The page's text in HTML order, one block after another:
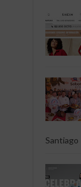
Santiago